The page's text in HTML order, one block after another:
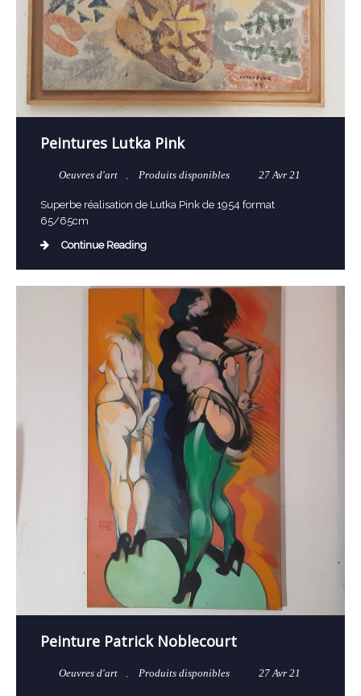
Peintures Lutka Pink
Oeuvres d'art , Produits disponibles 27 Avr 21
Superbe réalisation de Lutka Pink de 1954 format
65/65cm
Continue Reading
Peinture Patrick Noblecourt
Oeuvres d'art , Produits disponibles 27 Avr 21